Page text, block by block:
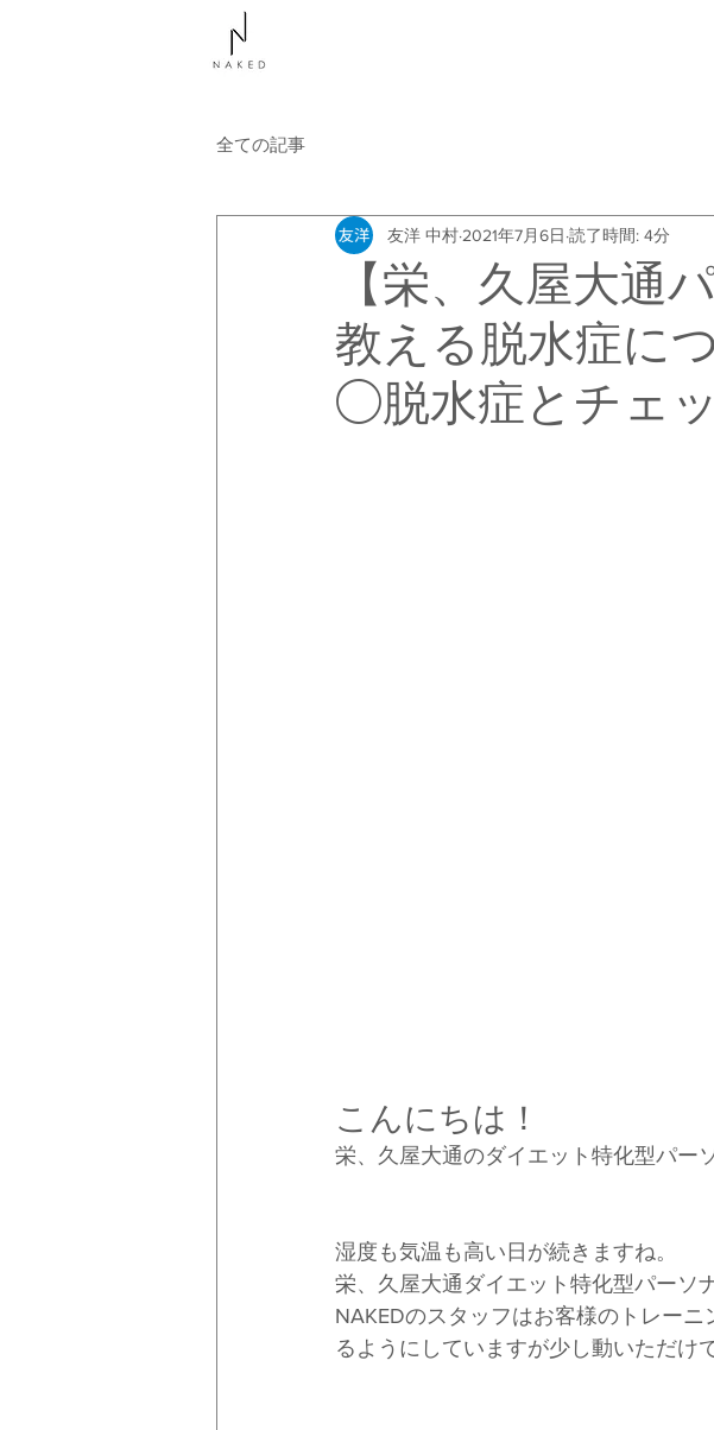
全ての記事
【栄、久屋大通
教える脱水症に
友洋 中村 2021年7月6日 読了時間: 4分
◯脱水症とチェ
こんにちは！
栄、久屋大通のダイエット特化型パー
湿度も気温も高い日が続きますね。
栄、久屋大通ダイエット特化型パーソ
NAKEDのスタッフはお客様のトレー
るようにしていますが少し動いただけ